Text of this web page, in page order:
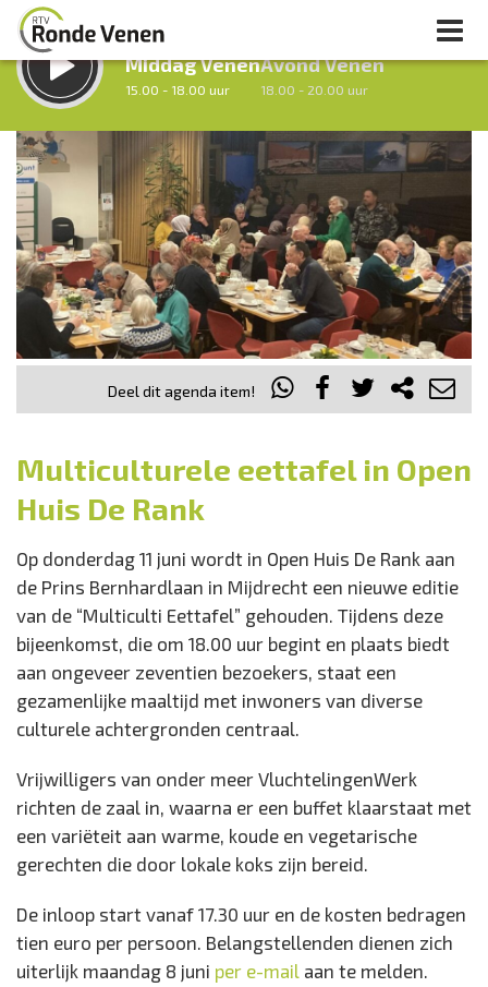
LUISTER LIVE:
Middag Venen
15.00 - 18.00 uur
Avond Venen
18.00 - 20.00 uur
Vorig uur uur 1 van 0 Volgend uur
Inklappen
Deel dit agenda item!
Locatie:
Open Huis De Rank
Prins Bernhardlaan 2
Mijdrecht
Wanneer:
Donderdag 11 juni van 17.30 tot 21.00 uur
Entree:
€ 10
Multiculturele eettafel in Open
Huis De Rank
Op donderdag 11 juni wordt in Open Huis De Rank aan
de Prins Bernhardlaan in Mijdrecht een nieuwe editie
van de “Multiculti Eettafel” gehouden. Tijdens deze
bijeenkomst, die om 18.00 uur begint en plaats biedt
aan ongeveer zeventien bezoekers, staat een
gezamenlijke maaltijd met inwoners van diverse
culturele achtergronden centraal.
Vrijwilligers van onder meer VluchtelingenWerk
richten de zaal in, waarna er een buffet klaarstaat met
een variëteit aan warme, koude en vegetarische
gerechten die door lokale koks zijn bereid.
De inloop start vanaf 17.30 uur en de kosten bedragen
tien euro per persoon. Belangstellenden dienen zich
uiterlijk maandag 8 juni per e-mail aan te melden.